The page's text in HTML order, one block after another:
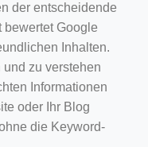
der entscheidende
bewertet Google
Inhalten.
zu verstehen
Informationen
oder Ihr Blog
die Keyword-